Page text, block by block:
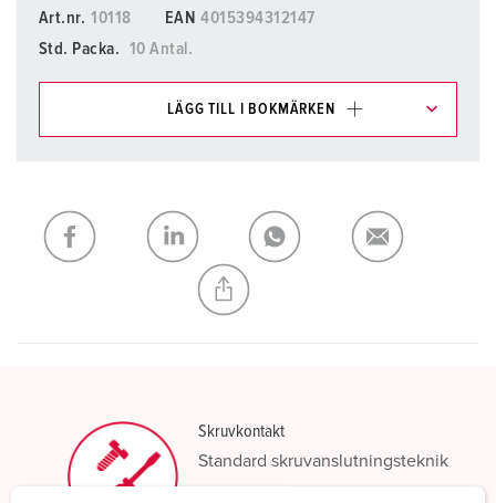
Art.nr. 10118 EAN 4015394312147
Std. Packa.
10 Antal.
LÄGG TILL I BOKMÄRKEN
Min lista LÄGG TILL
SKAPA EN NY LISTA
Skruvkontakt
Standard skruvanslutningsteknik